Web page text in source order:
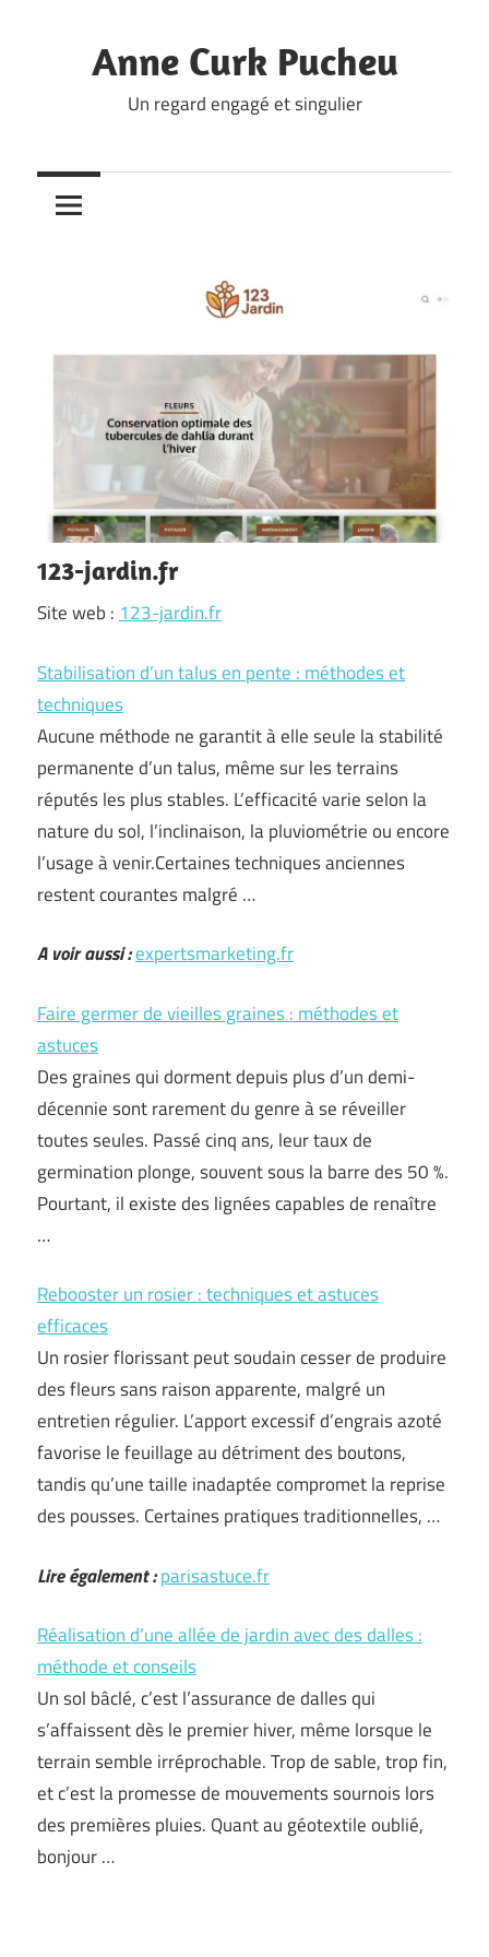
contentAnne Curk Pucheu
Un regard engagé et singulier
123-jardin.fr
Site web : 123-jardin.fr
Stabilisation d’un talus en pente : méthodes et
techniques
Aucune méthode ne garantit à elle seule la stabilité
permanente d’un talus, même sur les terrains
réputés les plus stables. L’efficacité varie selon la
nature du sol, l’inclinaison, la pluviométrie ou encore
l’usage à venir.Certaines techniques anciennes
restent courantes malgré …
A voir aussi :expertsmarketing.fr
Faire germer de vieilles graines : méthodes et
astuces
Des graines qui dorment depuis plus d’un demi-
décennie sont rarement du genre à se réveiller
toutes seules. Passé cinq ans, leur taux de
germination plonge, souvent sous la barre des 50 %.
Pourtant, il existe des lignées capables de renaître
…
Rebooster un rosier : techniques et astuces
efficaces
Un rosier florissant peut soudain cesser de produire
des fleurs sans raison apparente, malgré un
entretien régulier. L’apport excessif d’engrais azoté
favorise le feuillage au détriment des boutons,
tandis qu’une taille inadaptée compromet la reprise
des pousses. Certaines pratiques traditionnelles, …
Lire également :parisastuce.fr
Réalisation d’une allée de jardin avec des dalles :
méthode et conseils
Un sol bâclé, c’est l’assurance de dalles qui
s’affaissent dès le premier hiver, même lorsque le
terrain semble irréprochable. Trop de sable, trop fin,
et c’est la promesse de mouvements sournois lors
des premières pluies. Quant au géotextile oublié,
bonjour …